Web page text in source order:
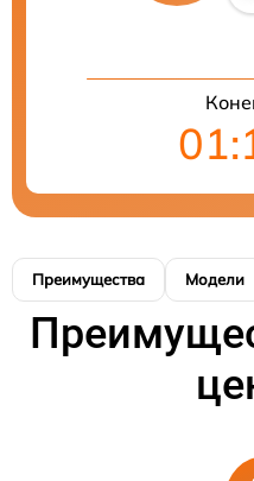
Преимущества Модели